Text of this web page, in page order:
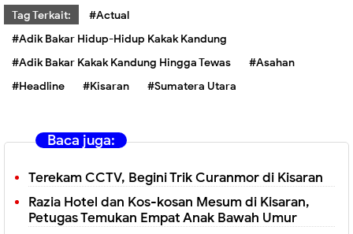
Tag Terkait:
#Actual
#Adik Bakar Hidup-Hidup Kakak Kandung
#Adik Bakar Kakak Kandung Hingga Tewas
#Asahan
#Headline
#Kisaran #Sumatera Utara
Baca juga:
Terekam CCTV, Begini Trik Curanmor di Kisaran
Razia Hotel dan Kos-kosan Mesum di Kisaran,
Petugas Temukan Empat Anak Bawah Umur